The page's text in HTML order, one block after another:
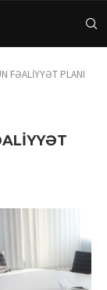
FƏALİYYƏT PLANI